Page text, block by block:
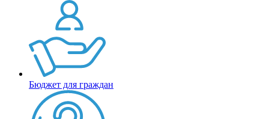
Бюджет для граждан